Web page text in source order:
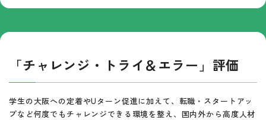
「チャレンジ・トライ＆エラー」評価
学生の大阪への定着やUターン促進に加えて、転職・スタートアッ
プなど何度でもチャレンジできる環境を整え、国内外から高度人材